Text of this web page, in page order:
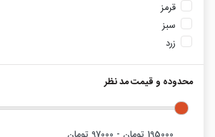
قرمز
سبز
زرد
خاکستری
محدوده و قیمت مد نظر